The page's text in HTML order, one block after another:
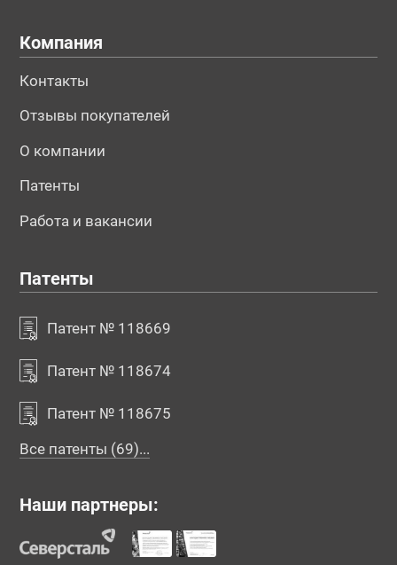
Компания
Контакты
Отзывы покупателей
О компании
Патенты
Работа и вакансии
Патенты
Патент № 118669
Патент № 118674
Патент № 118675
Все патенты (69)...
Наши партнеры: